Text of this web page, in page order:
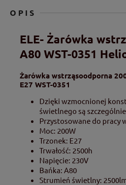
OPIS
ELE- Żarówka
A80 WST-0351
Żarówka wstrząsoodporna
E27 WST-0351
Dzięki wzmocnionej
świetlnego są
Przystosowane do pracy
Moc: 200W
Trzonek: E27
Trwałość: 2500h
Napięcie: 230V
Bańka: A80
Strumień świetlny: